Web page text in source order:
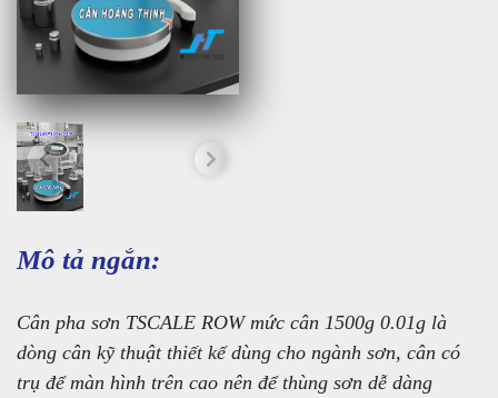
Mô tả ngắn:
Cân pha sơn TSCALE ROW mức cân 1500g 0.01g là
dòng cân kỹ thuật thiết kế dùng cho ngành sơn, cân có
trụ để màn hình trên cao nên để thùng sơn dễ dàng